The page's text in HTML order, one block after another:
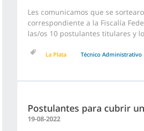
Les comunicamos que se
correspondiente a la Fiscalía
las/os 10 postulantes titulares y
La Plata Técnico Administrativo
Postulantes para cubrir
19-08-2022